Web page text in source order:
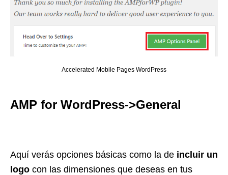
Accelerated Mobile Pages WordPress
AMP for WordPress->General
Aquí verás opciones básicas como la de incluir un
logo con las dimensiones que deseas en tus